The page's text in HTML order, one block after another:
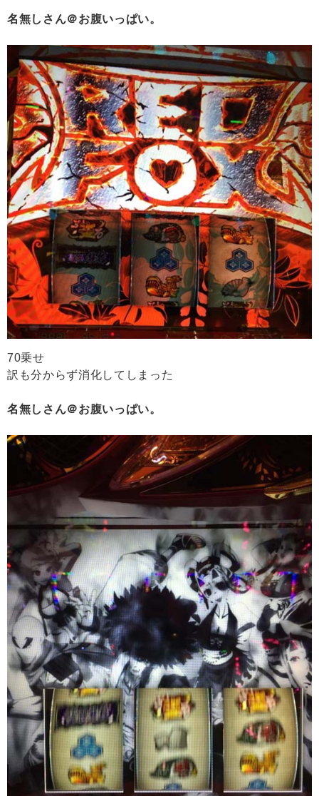
名無しさん＠お腹いっぱい。
70乗せ
訳も分からず消化してしまった
名無しさん＠お腹いっぱい。